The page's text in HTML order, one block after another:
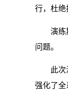
行，杜绝
演练
问题。
此
强化了全